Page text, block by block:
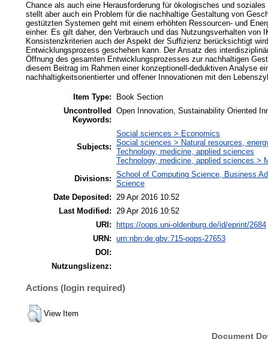
Chance als auch eine Herausforderung für ökologisches und
stellt aber auch ein Problem für die nachhaltige Gestaltung von
gestützten Systemen geht mit einem erhöhten Ressourcen- und
einher. Es gilt daher, den Verbrauch und das Nutzungsverhalten
Konsistenzkriterien auch der Aspekt der Suffizienz berücksichtigt
Entwicklungsprozess geschehen kann. Der Ansatz des
Öffnung des gesamten Entwicklungsprozesses zur nachhaltigen
diesem Beitrag im Rahmen einer konzeptionell-deduktiven Analyse
nachhaltigkeitsorientierter und offener Innovationen mit den
Item Type:
Book Section
Uncontrolled
Keywords:
Open Innovation, Sustainability Oriented
Subjects:
Social sciences > Economics
Social sciences > Natural resources,
Technology, medicine, applied sciences
Technology, medicine, applied sciences >
Divisions: School of Computing Science, Business
Science
Date Deposited:
29 Apr 2016 10:52
Last Modified:
29 Apr 2016 10:52
URI:
https://oops.uni-oldenburg.de/id/eprint/2684
URN: urn:nbn:de:gbv:715-oops-27653
DOI:
Nutzungslizenz:
Actions (login required)
View Item
Document